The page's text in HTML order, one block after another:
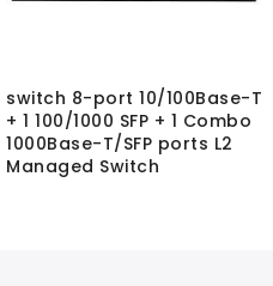
switch 8-port 10/100Base-T
+ 1 100/1000 SFP + 1 Combo
1000Base-T/SFP ports L2
Managed Switch